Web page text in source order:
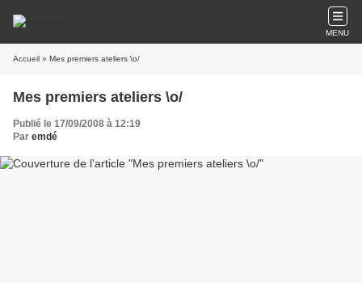
MENU
Accueil » Mes premiers ateliers \o/
Mes premiers ateliers \o/
Publié le 17/09/2008 à 12:19
Par emdé